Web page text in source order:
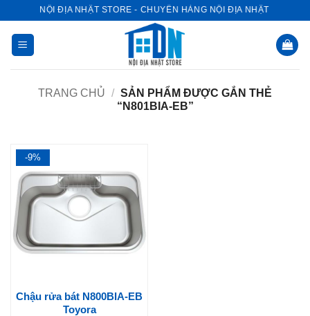
dung
NỘI ĐỊA NHẬT STORE - CHUYÊN HÀNG NỘI ĐỊA NHẬT
TRANG CHỦ / SẢN PHẨM ĐƯỢC GẮN THẺ
“N801BIA-EB”
-9%
Chậu rửa bát N800BIA-EB
Toyora